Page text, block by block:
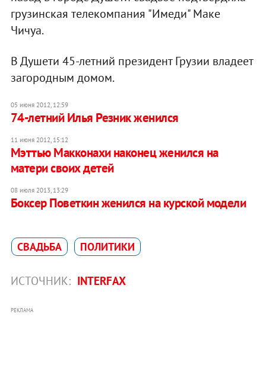
грузинская телекомпания "Имеди" Маке
Чичуа.
В Душети 45-летний президент Грузии владеет
загородным домом.
05 июня 2012, 12:59
74-летний Илья Резник женился
11 июня 2012, 15:12
Мэттью Макконахи наконец женился на
матери своих детей
08 июля 2013, 13:29
Боксер Поветкин женился на курской модели
СВАДЬБА ПОЛИТИКИ
ИСТОЧНИК: INTERFAX
РЕКЛАМА